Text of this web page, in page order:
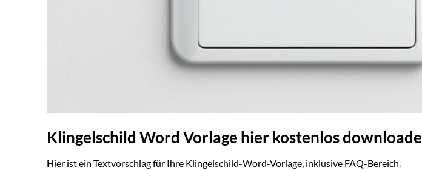
Klingelschild Word Vorlage hier kostenlos
Hier ist ein Textvorschlag für Ihre Klingelschild-Word-Vorlage, inklusive FAQ-Bereich.